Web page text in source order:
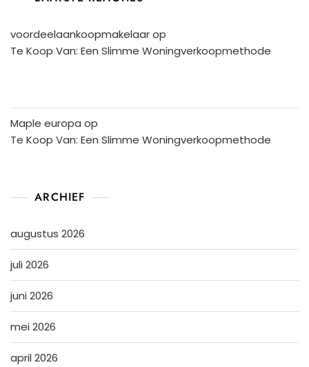
voordeelaankoopmakelaarop
Te Koop Van: Een Slimme Woningverkoopmethode
Maple europa op
Te Koop Van: Een Slimme Woningverkoopmethode
ARCHIEF
augustus 2026
juli 2026
juni 2026
mei 2026
april 2026